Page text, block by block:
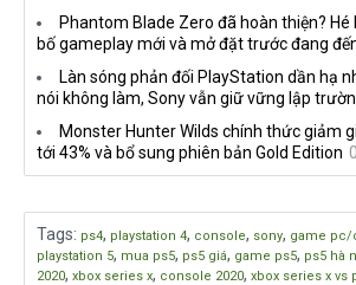
Phantom Blade Zero đã hoàn thiện? Hé
bố gameplay mới và mở đặt trước đang
Làn sóng phản đối PlayStation dần hạ
nói không làm, Sony vẫn giữ vững lập
Monster Hunter Wilds chính thức giảm
tới 43% và bổ sung phiên bản Gold Edition
Tags: ps4, playstation 4, console, sony, game pc/
playstation 5, mua ps5, ps5 giá, game ps5, ps5 hà
2020, xbox series x, console 2020, xbox series x vs